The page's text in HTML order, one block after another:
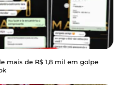
mais de R$ 1,8 mil em golpe